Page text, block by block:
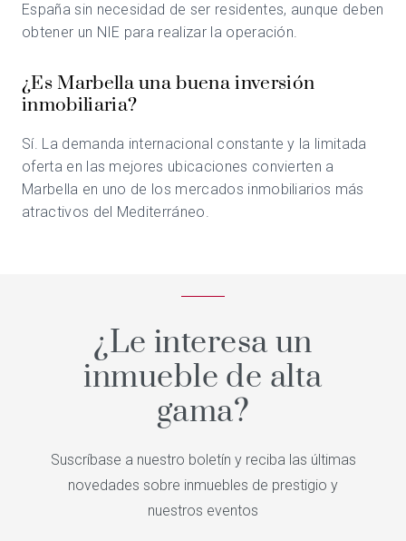
España sin necesidad de ser residentes, aunque deben
obtener un NIE para realizar la operación.
¿Es Marbella una buena inversión
inmobiliaria?
Sí. La demanda internacional constante y la limitada
oferta en las mejores ubicaciones convierten a
Marbella en uno de los mercados inmobiliarios más
atractivos del Mediterráneo.
¿Le interesa un
inmueble de alta
gama?
Suscríbase a nuestro boletín y reciba las últimas
novedades sobre inmuebles de prestigio y
nuestros eventos